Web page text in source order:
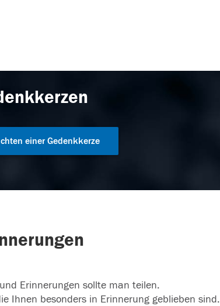
einer Gedenkkerze
Erinnerungen sollte man teilen.
Ihnen besonders in Erinnerung geblieben sind.